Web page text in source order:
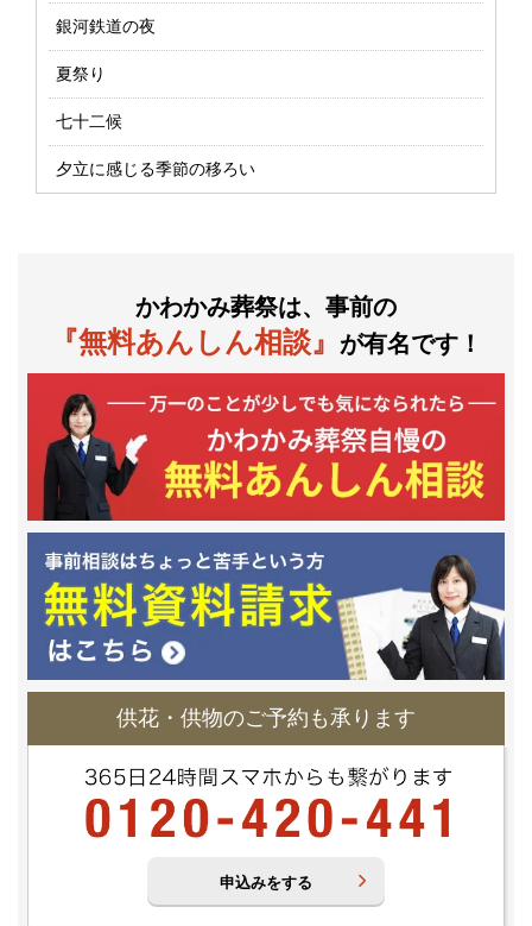
銀河鉄道の夜
夏祭り
七十二候
夕立に感じる季節の移ろい
かわかみ葬祭は、事前の
『無料あんしん相談』 が有名です！
供花・供物のご予約も承ります
申込みをする